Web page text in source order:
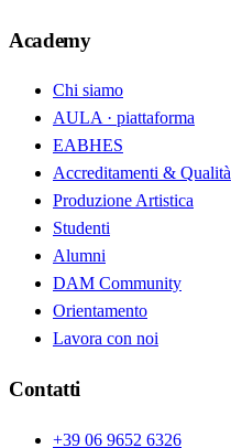
Academy
Chi siamo
AULA · piattaforma
EABHES
Accreditamenti & Qualità
Produzione Artistica
Studenti
Alumni
DAM Community
Orientamento
Lavora con noi
Contatti
+39 06 9652 6326